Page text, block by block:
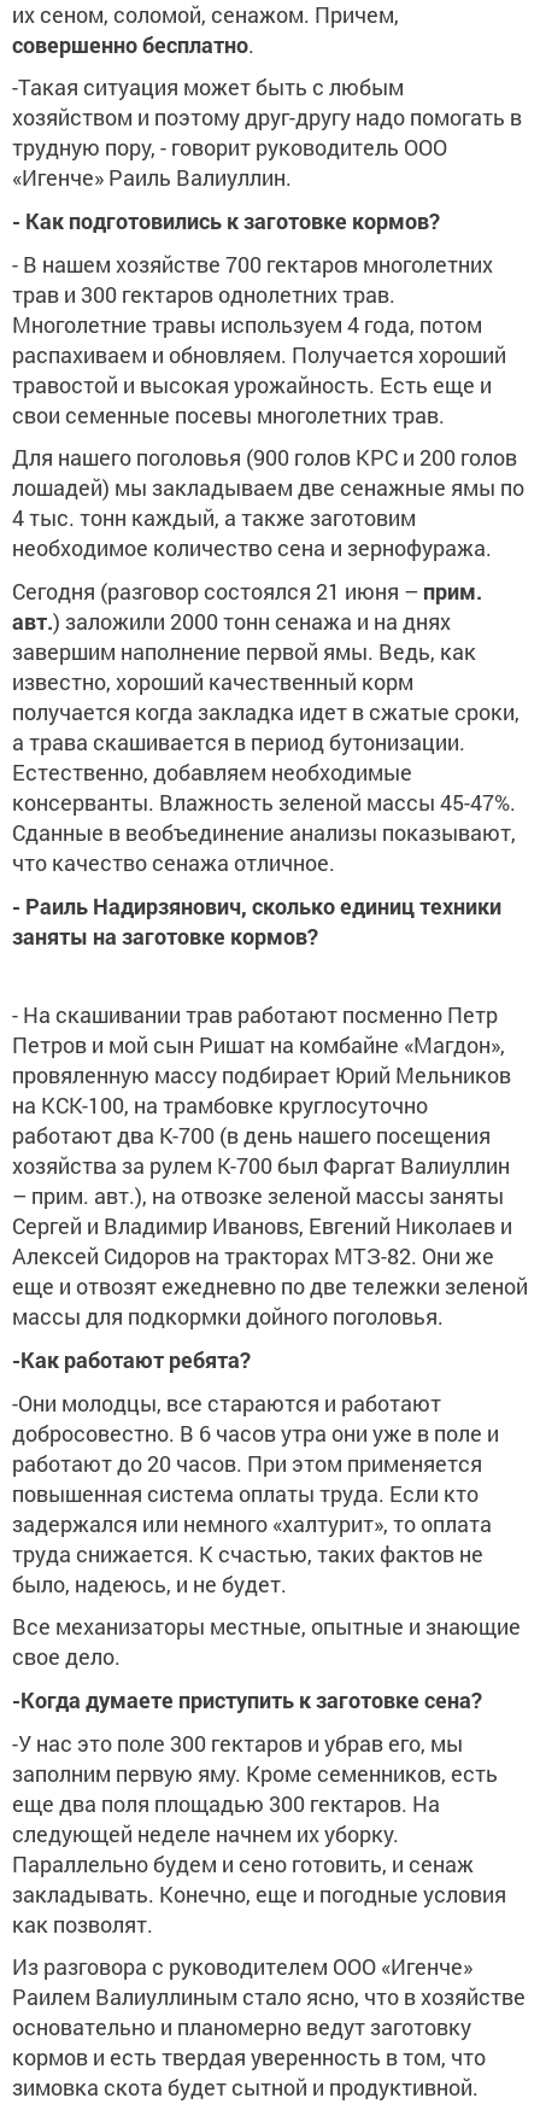
их сеном, соломой, сенажом. Причем,
совершенно бесплатно.
-Такая ситуация может быть с любым
хозяйством и поэтому друг-другу надо помогать в
трудную пору, - говорит руководитель ООО
«Игенче» Раиль Валиуллин.
- Как подготовились к заготовке кормов?
- В нашем хозяйстве 700 гектаров многолетних
трав и 300 гектаров однолетних трав.
Многолетние травы используем 4 года, потом
распахиваем и обновляем. Получается хороший
травостой и высокая урожайность. Есть еще и
свои семенные посевы многолетних трав.
Для нашего поголовья (900 голов КРС и 200 голов
лошадей) мы закладываем две сенажные ямы по
4 тыс. тонн каждый, а также заготовим
необходимое количество сена и зернофуража.
Сегодня (разговор состоялся 21 июня – прим.
авт.) заложили 2000 тонн сенажа и на днях
завершим наполнение первой ямы. Ведь, как
известно, хороший качественный корм
получается когда закладка идет в сжатые сроки,
а трава скашивается в период бутонизации.
Естественно, добавляем необходимые
консерванты. Влажность зеленой массы 45-47%.
Сданные в веобъединение анализы показывают,
что качество сенажа отличное.
- Раиль Надирзянович, сколько единиц техники
заняты на заготовке кормов?
- На скашивании трав работают посменно Петр
Петров и мой сын Ришат на комбайне «Магдон»,
провяленную массу подбирает Юрий Мельников
на КСК-100, на трамбовке круглосуточно
работают два К-700 (в день нашего посещения
хозяйства за рулем К-700 был Фаргат Валиуллин
– прим. авт.), на отвозке зеленой массы заняты
Сергей и Владимир Ивановs, Евгений Николаев и
Алексей Сидоров на тракторах МТЗ-82. Они же
еще и отвозят ежедневно по две тележки зеленой
массы для подкормки дойного поголовья.
-Как работают ребята?
-Они молодцы, все стараются и работают
добросовестно. В 6 часов утра они уже в поле и
работают до 20 часов. При этом применяется
повышенная система оплаты труда. Если кто
задержался или немного «халтурит», то оплата
труда снижается. К счастью, таких фактов не
было, надеюсь, и не будет.
Все механизаторы местные, опытные и знающие
свое дело.
-Когда думаете приступить к заготовке сена?
-У нас это поле 300 гектаров и убрав его, мы
заполним первую яму. Кроме семенников, есть
еще два поля площадью 300 гектаров. На
следующей неделе начнем их уборку.
Параллельно будем и сено готовить, и сенаж
закладывать. Конечно, еще и погодные условия
как позволят.
Из разговора с руководителем ООО «Игенче»
Раилем Валиуллиным стало ясно, что в хозяйстве
основательно и планомерно ведут заготовку
кормов и есть твердая уверенность в том, что
зимовка скота будет сытной и продуктивной.